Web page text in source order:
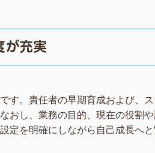
が充実
す。責任者の早期育成および、
おし、業務の目的、現在の役割
定を明確にしながら自己成長へと